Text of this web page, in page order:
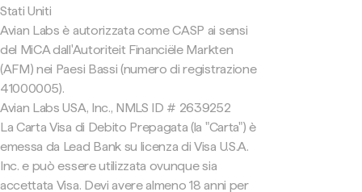
Stati Uniti
Avian Labs è autorizzata come CASP ai sensi
del MiCA dall'Autoriteit Financiële Markten
(AFM) nei Paesi Bassi (numero di registrazione
41000005).
Avian Labs USA, Inc., NMLS ID # 2639252
La Carta Visa di Debito Prepagata (la "Carta") è
emessa da Lead Bank su licenza di Visa U.S.A.
Inc. e può essere utilizzata ovunque sia
accettata Visa. Devi avere almeno 18 anni per